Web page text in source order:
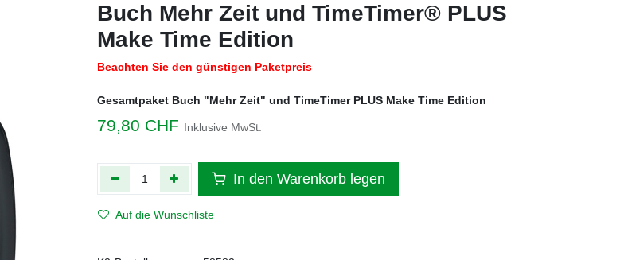
Buch Mehr Zeit und TimeTimer® PLUS
Make Time Edition
Beachten Sie den günstigen Paketpreis
Gesamtpaket Buch "Mehr Zeit" und TimeTimer PLUS Make Time Edition
79,80 CHF Inklusive MwSt.
In den Warenkorb legen
Auf die Wunschliste